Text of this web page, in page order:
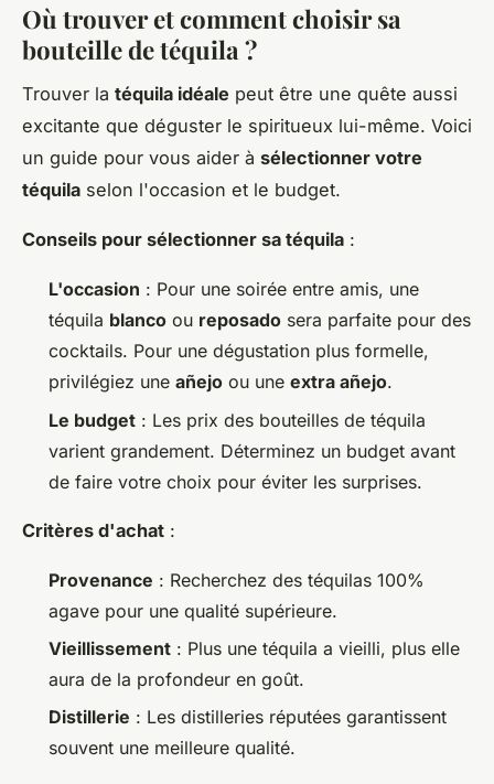
Où trouver et comment choisir sa
bouteille de téquila ?
Trouver la téquila idéale peut être une quête aussi
excitante que déguster le spiritueux lui-même. Voici
un guide pour vous aider à sélectionner votre
téquila selon l'occasion et le budget.
Conseils pour sélectionner sa téquila :
L'occasion : Pour une soirée entre amis, une
téquila blanco ou reposado sera parfaite pour des
cocktails. Pour une dégustation plus formelle,
privilégiez une añejo ou une extra añejo.
Le budget : Les prix des bouteilles de téquila
varient grandement. Déterminez un budget avant
de faire votre choix pour éviter les surprises.
Critères d'achat :
Provenance : Recherchez des téquilas 100%
agave pour une qualité supérieure.
Vieillissement : Plus une téquila a vieilli, plus elle
aura de la profondeur en goût.
Distillerie : Les distilleries réputées garantissent
souvent une meilleure qualité.